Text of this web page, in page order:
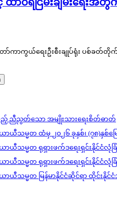
ဝရငြိမ်းချမ်းရေးအတွ
ာ်ကာကွယ်ရေးဦးစီးချုပ်ရုံး ပစ်ခတ်တို
မည့် ညီညွတ်သော အမျိုးသားရေးစိတ်ဓာတ်
ာယီသမ္မတ ထံမှ ၂၀၂၆ ခုနှစ်၊ (၇၈)နှစ်
ယာယီသမ္မတ ရုရှားဖက်ဒရေးရှင်းနို
ယာယီသမ္မတ ရုရှားဖက်ဒရေးရှင်းနို
ယာယီသမ္မတ မြန်မာနိုင်ငံဆိုင်ရာ ထိုင်း